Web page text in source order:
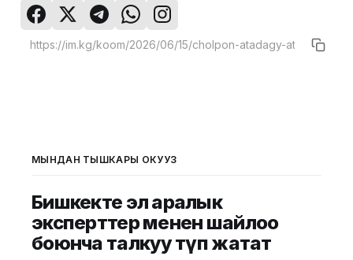
МЫНДАН ТЫШКАРЫ ОКУҢУЗ
Бишкекте эл аралык
эксперттер менен шайлоо
боюнча талкуу өтүп жатат